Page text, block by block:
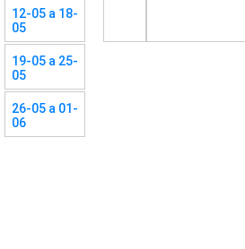
12-05 a 18-
05
19-05 a 25-
05
26-05 a 01-
06